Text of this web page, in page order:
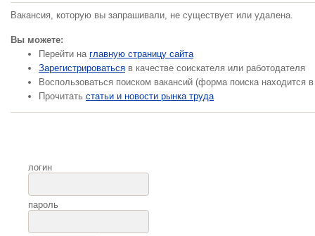
Вакансия, которую вы запрашивали, не существует или удалена.
Вы можете:
Перейти на главную страницу сайта
Зарегистрироваться в качестве соискателя или работодателя
Воспользоваться поиском вакансий (форма поиска находится
Прочитать статьи и новости рынка труда
логин
пароль